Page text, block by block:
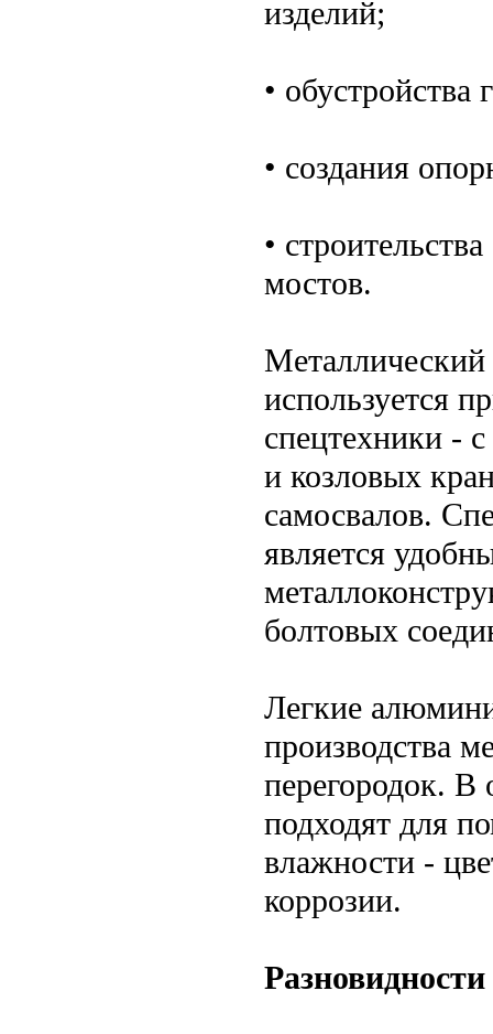
изделий;
•
• создания
•
мостов.
используется
спецтехники -
и козловых
самосвалов.
является
болтовых
Легкие
производства
перегородок. В
подходят для
влажности -
коррозии.
Разновидности